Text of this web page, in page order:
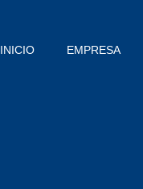
INICIO EMPRESA